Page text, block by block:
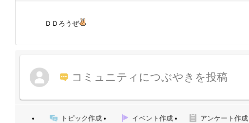
ＤＤろうぜ
コミュニティにつぶやきを投稿
トピック作成 イベント作成 アンケート作成